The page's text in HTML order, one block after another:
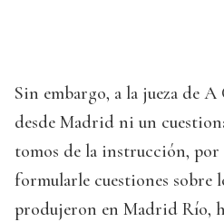
Sin embargo, a la jueza de
desde Madrid ni un
tomos de la instrucción, por
formularle cuestiones sobre
produjeron en Madrid Río,